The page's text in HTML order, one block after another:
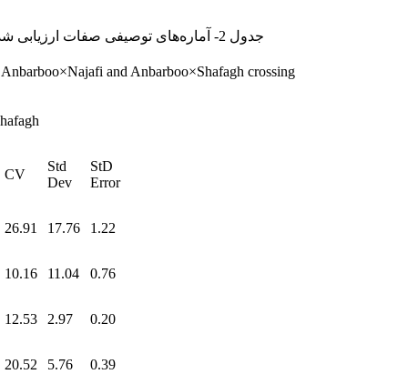
جدول 2- آماره‌های توصیفی صفات ارزیابی شده در ژنوتیپ‌های F
and Anbarboo×Shafagh crossing.
CV
Std
Dev
StD
Error
26.91 17.76 1.22
10.16 11.04 0.76
12.53 2.97 0.20
20.52 5.76 0.39